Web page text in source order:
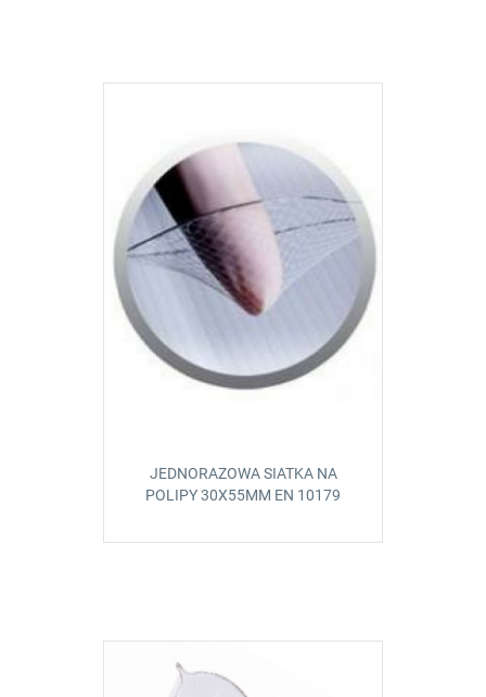
JEDNORAZOWA SIATKA NA
POLIPY 30X55MM EN 10179